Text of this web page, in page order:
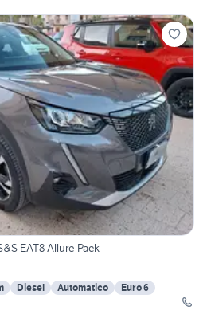
EAT8 Allure Pack
Diesel Automatico
Euro 6